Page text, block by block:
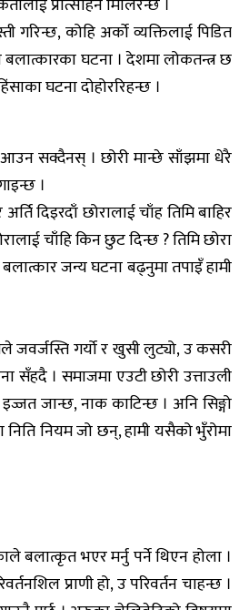
कोहि अर्काे व्यक्तिलाई पिडित
घटना । देशमा लोकतन्त्र छ
घटना दोहोररिहन्छ ।
सक्दैनस् । छोरी मान्छे साँझमा धेरै
।
दिइरदाँ छोरालाई चाँह तिमि बाहिर
चाँहि किन छुट दिन्छ ? तिमि छोरा
जन्य घटना बढ्नुमा तपाइँ हामी
गर्यो र खुसी लुट्यो, उ कसरी
। समाजमा एउटी छोरी उत्ताउली
जान्छ, नाक काटिन्छ । अनि सिङ्गो
नियम जो छन्, हामी यसैको भुँरोमा
बलात्कृत भएर मर्नु पर्ने थिएन होला ।
प्राणी हो, उ परिवर्तन चाहन्छ ।